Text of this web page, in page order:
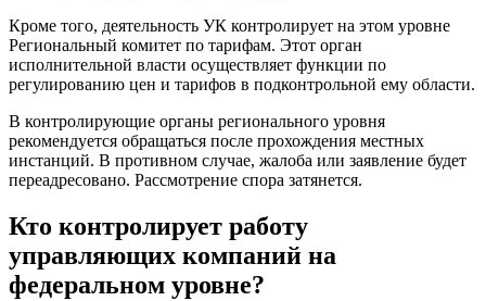
Кроме того, деятельность УК контролирует на этом уровне
Региональный комитет по тарифам. Этот орган
исполнительной власти осуществляет функции по
регулированию цен и тарифов в подконтрольной ему области.
В контролирующие органы регионального уровня
рекомендуется обращаться после прохождения местных
инстанций. В противном случае, жалоба или заявление будет
переадресовано. Рассмотрение спора затянется.
Кто контролирует работу
управляющих компаний на
федеральном уровне?